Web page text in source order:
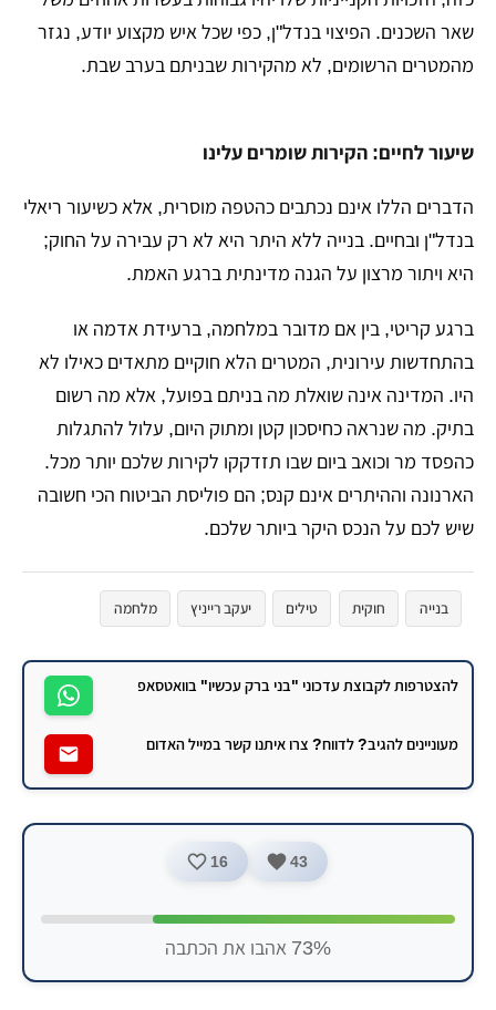
שאר השכנים. הפיצוי בנדל"ן, כפי שכל איש מקצוע יודע, נגזר
מהמטרים הרשומים, לא מהקירות שבניתם בערב שבת.
שיעור לחיים: הקירות שומרים עלינו
הדברים הללו אינם נכתבים כהטפה מוסרית, אלא כשיעור ריאלי
בנדל"ן ובחיים. בנייה ללא היתר היא לא רק עבירה על החוק;
היא ויתור מרצון על הגנה מדינתית ברגע האמת.
​ברגע קריטי, בין אם מדובר במלחמה, ברעידת אדמה או
בהתחדשות עירונית, המטרים הלא חוקיים מתאדים כאילו לא
היו. המדינה אינה שואלת מה בניתם בפועל, אלא מה רשום
בתיק. מה שנראה כחיסכון קטן ומתוק היום, עלול להתגלות
כהפסד מר וכואב ביום שבו תזדקקו לקירות שלכם יותר מכל.
הארנונה וההיתרים אינם קנס; הם פוליסת הביטוח הכי חשובה
שיש לכם על הנכס היקר ביותר שלכם.
בנייה חוקית טילים יעקב רייניץ מלחמה
להצטרפות לקבוצת עדכוני "בני ברק עכשיו" בוואטסאפ
מעוניינים להגיב? לדווח? צרו איתנו קשר במייל האדום
43
16
73% אהבו את הכתבה